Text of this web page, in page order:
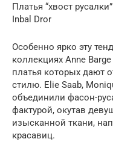
Платья “хвост
Inbal Dror
Особенно ярко эту
коллекциях Anne
платья которых дают
стилю. Elie Saab,
объединили фасон-
фактурой, окутав
изысканной ткани,
красавиц.